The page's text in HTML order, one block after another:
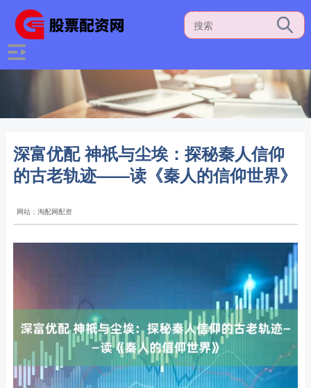
深富优配 神祇与尘埃：探秘秦人信仰
的古老轨迹——读《秦人的信仰世界》
网站：淘配网配资